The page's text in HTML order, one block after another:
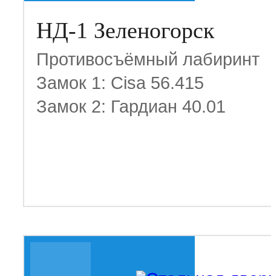
НД-1 Зеленогорск
Противосъёмный лабиринт
Замок 1: Cisa 56.415
Замок 2: Гардиан 40.01